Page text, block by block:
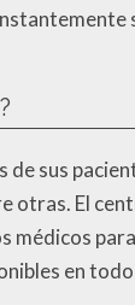
de sus
otras. El
médicos
en